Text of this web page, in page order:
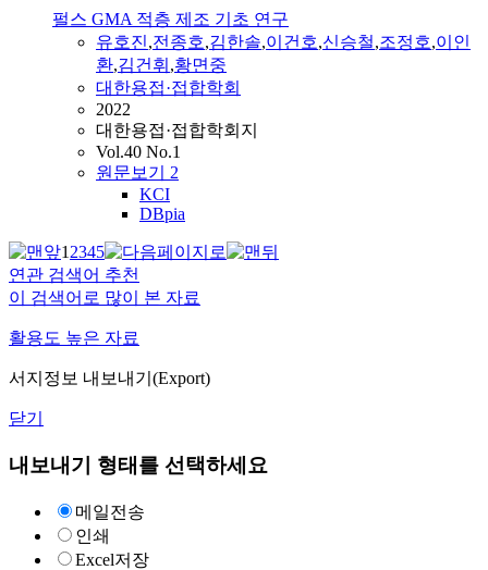
펄스 GMA 적층 제조 기초 연구
유호진,전종호,김한솔,이건호,신승철,조정호,이인
환,김건휘 ,황면중
대한용접·접합학회
2022
대한용접·접합학회지
Vol.40 No.1
원문보기 2
KCI
DBpia
12345
연관 검색어 추천
이 검색어로 많이 본 자료
활용도 높은 자료
서지정보 내보내기(Export)
닫기
내보내기 형태를 선택하세요
메일전송
인쇄
Excel저장